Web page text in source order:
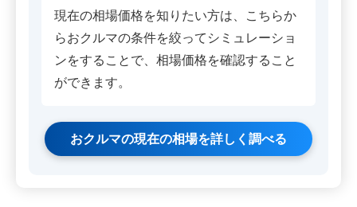
現在の相場価格を知りたい方は、こちらか
らおクルマの条件を絞ってシミュレーショ
ンをすることで、相場価格を確認すること
ができます。
おクルマの現在の相場を詳しく調べる